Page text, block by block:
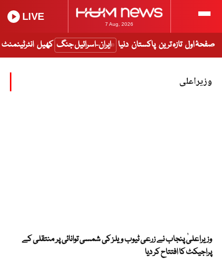
7 Aug, 2026
LIVE
صفحۂ اول تازہ ترین پاکستان دنیا ایران-اسرائیل جنگ کھیل انٹرٹینمنٹ
وزیراعلی
وزیراعلیٰ پنجاب نے زرعی ٹیوب ویلز کی شمسی توانائی پر منتقلی کے
پراجیکٹ کا افتتاح کر دیا